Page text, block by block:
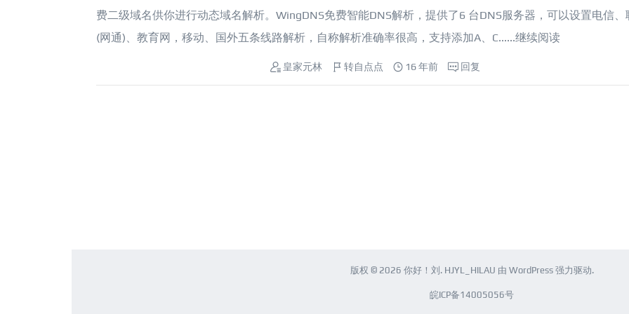
费二级域名供你进行动态域名解析。WingDNS免费智能DNS解析，提供了6 台DNS服务器，可以设置电信、
(网通)、教育网，移动、国外五条线路解析，自称解析准确率很高，支持添加A、C......继续阅读
皇家元林 转自点点 16 年前 回复
版权 © 2026 你好！刘 . HJYL_HILAU 由 WordPress强力驱动.
皖ICP备14005056号